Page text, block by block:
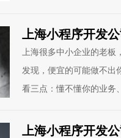
上海小程序开发
上海很多中小企业的老
发现，便宜的可能做不出
看三点：懂不懂你的业务
上海小程序开发